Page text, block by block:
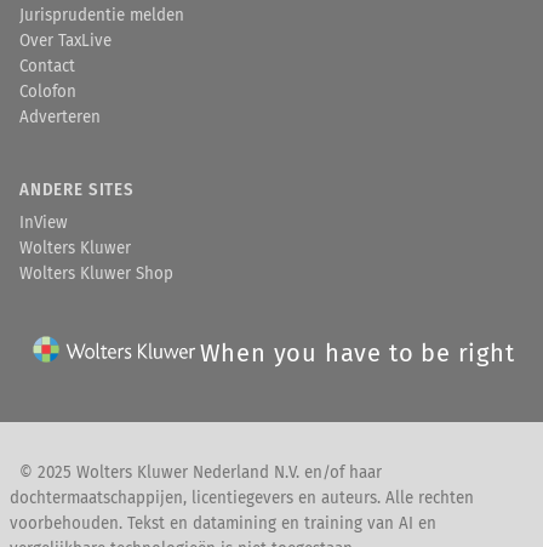
Jurisprudentie melden
Over TaxLive
Contact
Colofon
Adverteren
ANDERE SITES
InView
Wolters Kluwer
Wolters Kluwer Shop
When you have to be right
© 2025 Wolters Kluwer Nederland N.V. en/of haar
dochtermaatschappijen, licentiegevers en auteurs. Alle rechten
voorbehouden. Tekst en datamining en training van AI en